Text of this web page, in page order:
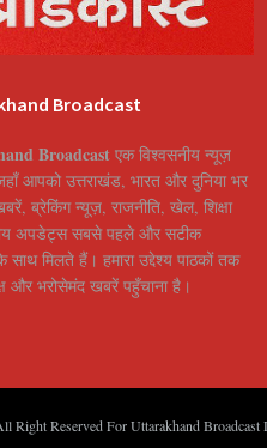
Broadcast
Broadcast एक विश्वसनीय न्यूज़
आपको उत्तराखंड, भारत और दुनिया भर
ब्रेकिंग न्यूज़, राजनीति, खेल, शिक्षा
अपडेट्स सबसे पहले और सटीक
साथ मिलते हैं। हमारा उद्देश्य पाठकों तक
और भरोसेमंद खबरें पहुँचाना है।
Right Reserved For Uttarakhand Broadcast